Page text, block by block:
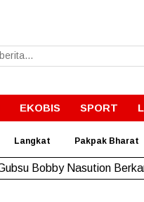
EKOBIS SPORT
Langkat Pakpak Bharat
Buka Orientasi PPPK